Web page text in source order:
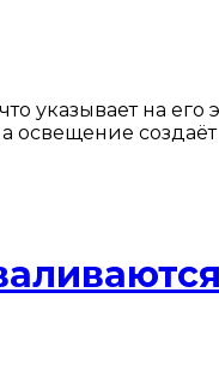
указывает на его
освещение